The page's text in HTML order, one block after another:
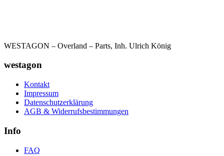
WESTAGON – Overland – Parts, Inh. Ulrich König
westagon
Kontakt
Impressum
Datenschutzerklärung
AGB & Widerrufsbestimmungen
Info
FAQ